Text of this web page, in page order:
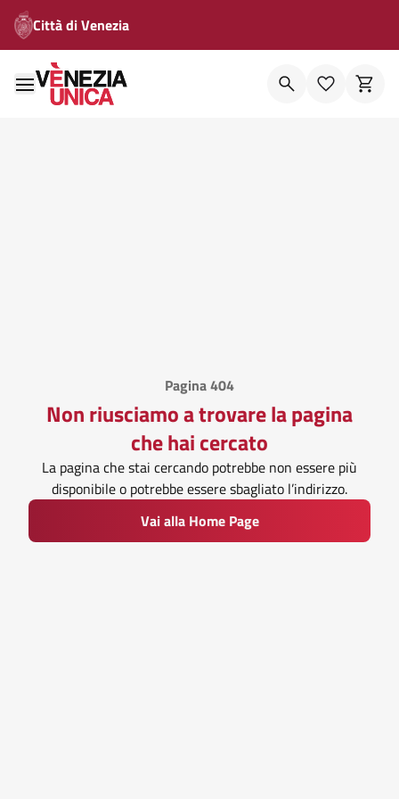
Città di Venezia
Pagina 404
Non riusciamo a trovare la pagina
che hai cercato
La pagina che stai cercando potrebbe non essere più
disponibile o potrebbe essere sbagliato l’indirizzo.
Vai alla Home Page